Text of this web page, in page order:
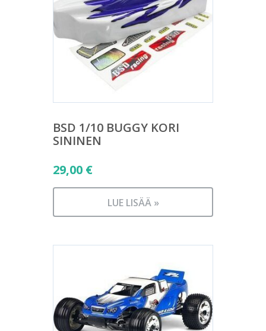
BSD 1/10 BUGGY KORI
SININEN
29,00 €
LUE LISÄÄ »